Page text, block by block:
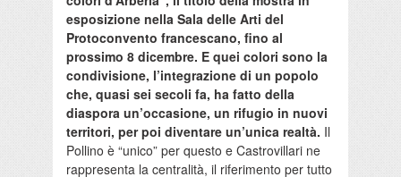
esposizione nella Sala delle Arti del
Protoconvento francescano, fino al
prossimo 8 dicembre. E quei colori sono la
condivisione, l’integrazione di un popolo
che, quasi sei secoli fa, ha fatto della
diaspora un’occasione, un rifugio in nuovi
territori, per poi diventare un’unica realtà. Il
Pollino è “unico” per questo e Castrovillari ne
rappresenta la centralità, il riferimento per tutto